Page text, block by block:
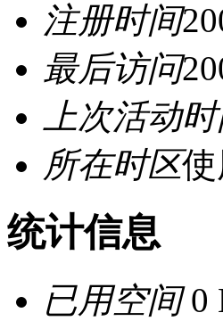
注册时间
最后访问
上次活动
所在时区
统计信息
已用空间0